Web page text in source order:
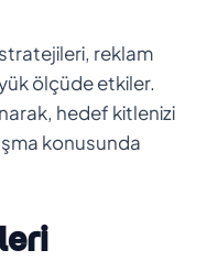
reklam
ölçüde etkiler.
hedef kitlenizi
konusunda